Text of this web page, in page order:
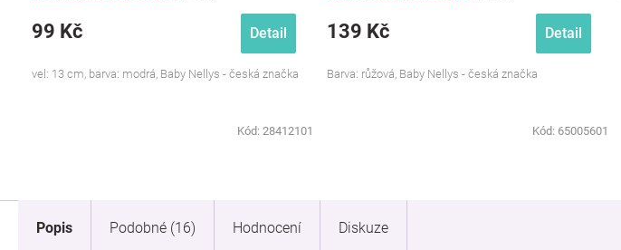
99 Kč Detail
vel: 13 cm, barva: modrá, Baby Nellys - česká značka
Kód: 28412101
139 Kč Detail
Barva: růžová, Baby Nellys - česká značka
Kód: 65005601
Popis Podobné (16) Hodnocení Diskuze